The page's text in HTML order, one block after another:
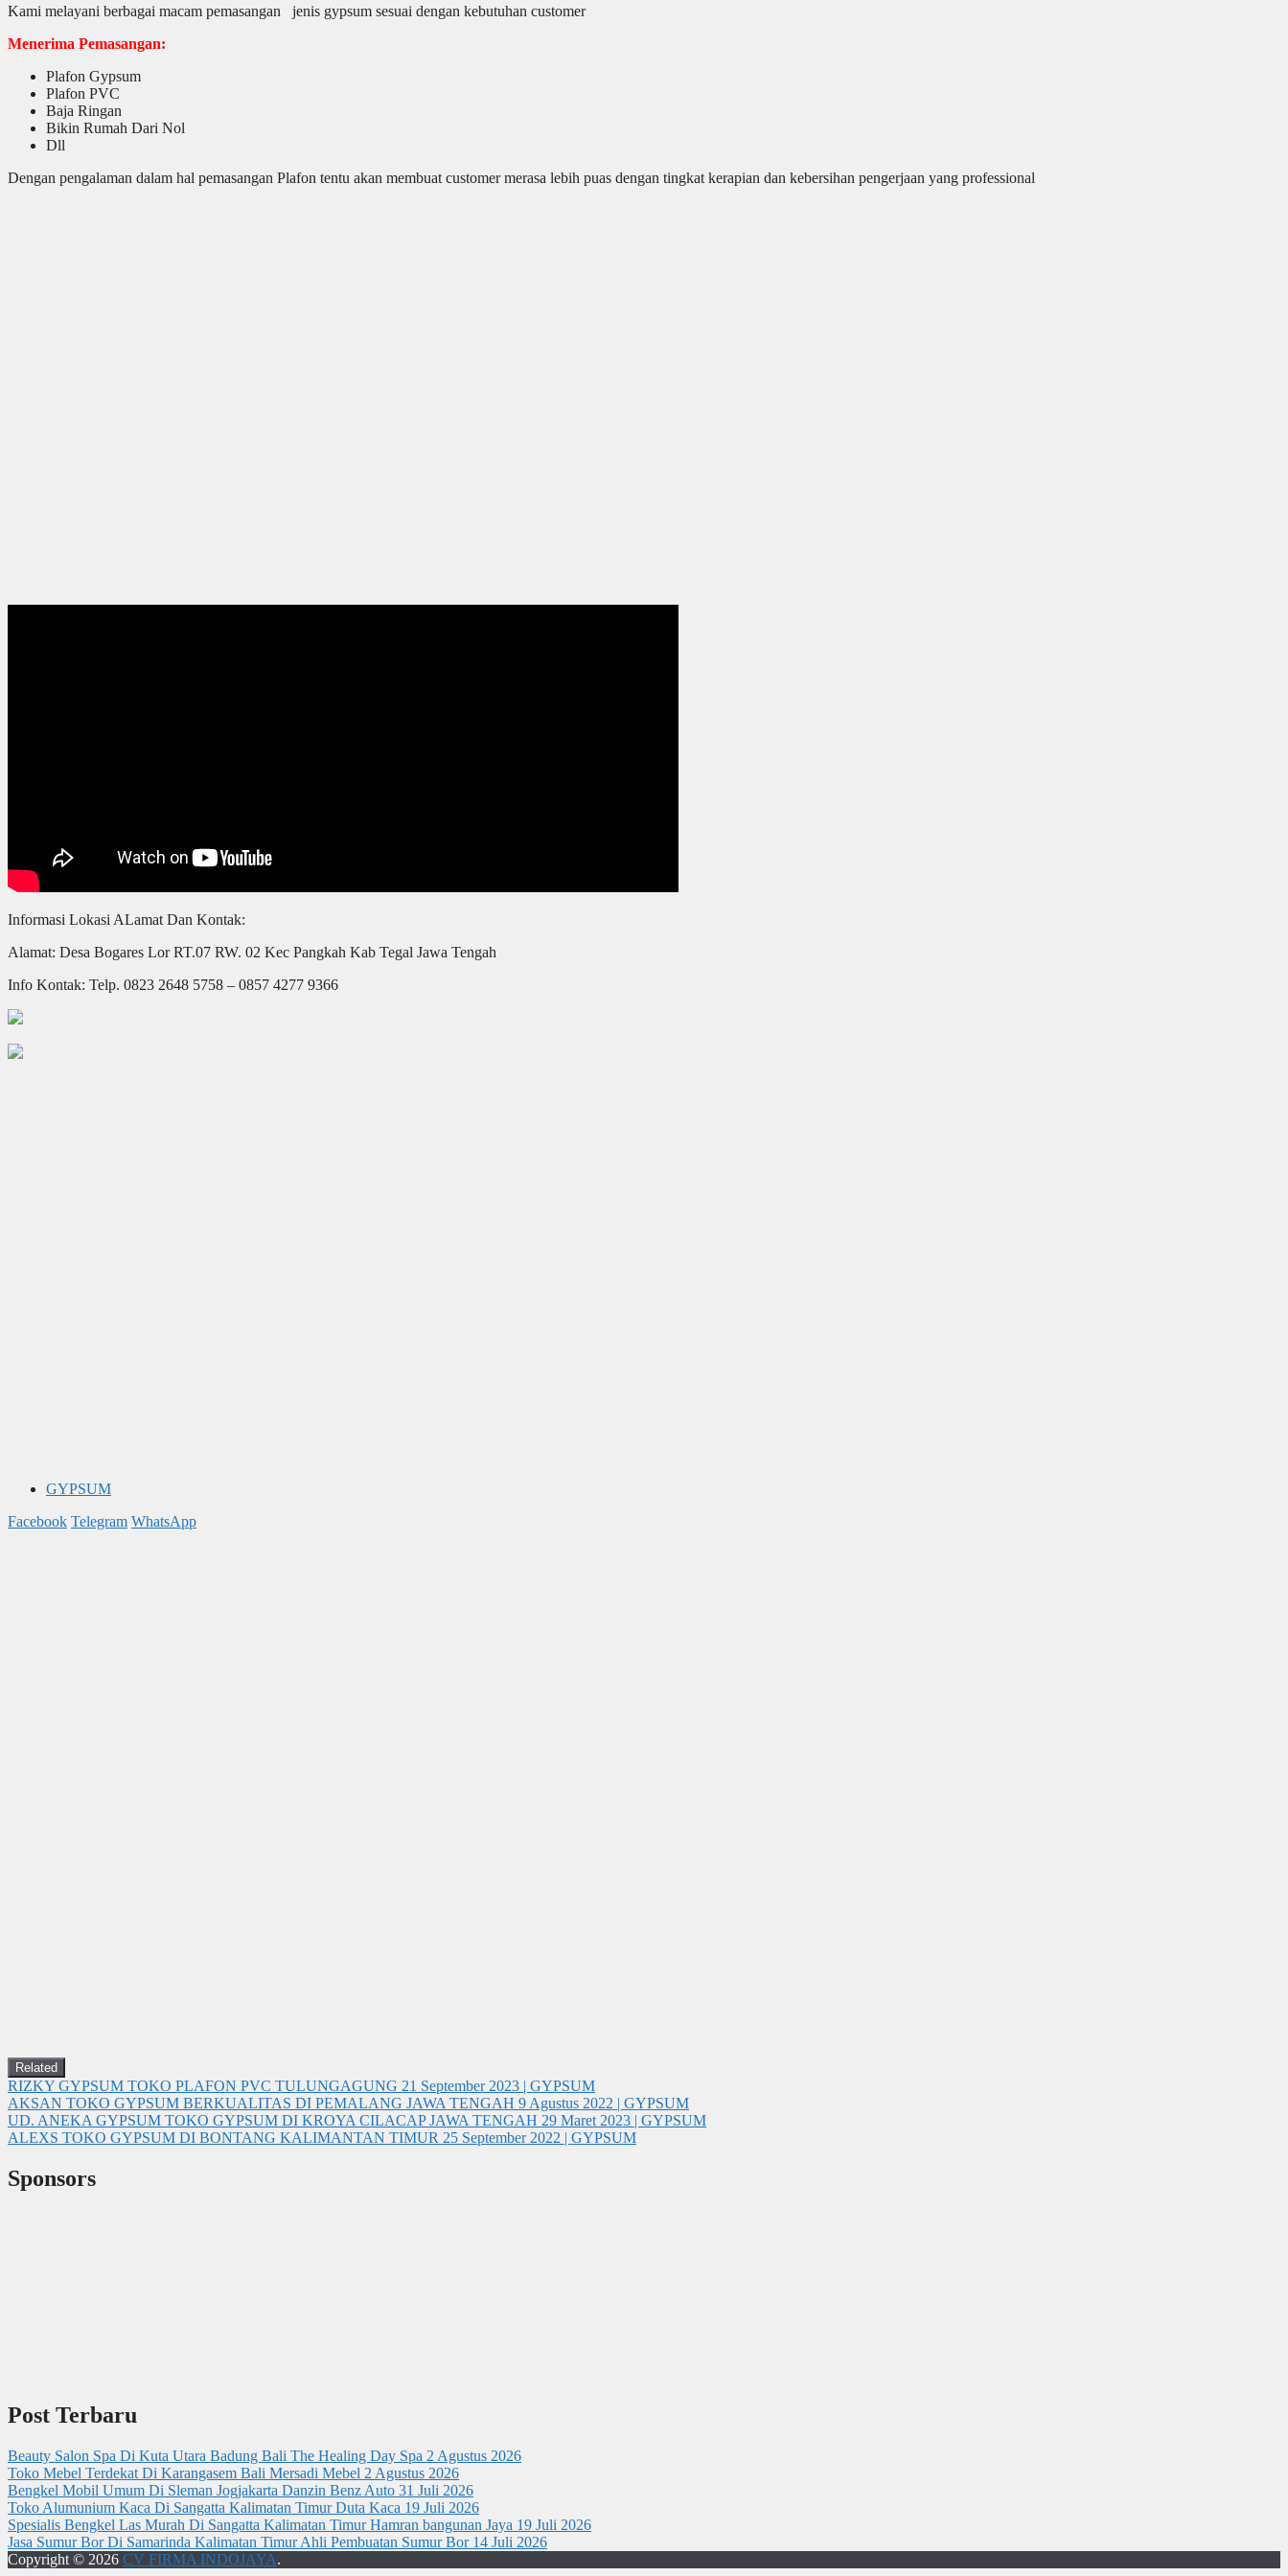
Kami melayani berbagai macam pemasangan jenis gypsum sesuai dengan kebutuhan customer
Menerima Pemasangan:
Plafon Gypsum
Plafon PVC
Baja Ringan
Bikin Rumah Dari Nol
Dll
Dengan pengalaman dalam hal pemasangan Plafon tentu akan membuat customer merasa lebih puas dengan tingkat kerapian dan kebersihan pengerjaan yang professional
Informasi Lokasi ALamat Dan Kontak:
Alamat: Desa Bogares Lor RT.07 RW. 02 Kec Pangkah Kab Tegal Jawa Tengah
Info Kontak: Telp. 0823 2648 5758 – 0857 4277 9366
GYPSUM
Facebook Telegram WhatsApp
Related
RIZKY GYPSUM TOKO PLAFON PVC TULUNGAGUNG 21 September 2023 | GYPSUM
AKSAN TOKO GYPSUM BERKUALITAS DI PEMALANG JAWA TENGAH 9 Agustus 2022 | GYPSUM
UD. ANEKA GYPSUM TOKO GYPSUM DI KROYA CILACAP JAWA TENGAH 29 Maret 2023 | GYPSUM
ALEXS TOKO GYPSUM DI BONTANG KALIMANTAN TIMUR 25 September 2022 | GYPSUM
Sponsors
Post Terbaru
Beauty Salon Spa Di Kuta Utara Badung Bali The Healing Day Spa 2 Agustus 2026
Toko Mebel Terdekat Di Karangasem Bali Mersadi Mebel 2 Agustus 2026
Bengkel Mobil Umum Di Sleman Jogjakarta Danzin Benz Auto 31 Juli 2026
Toko Alumunium Kaca Di Sangatta Kalimatan Timur Duta Kaca 19 Juli 2026
Spesialis Bengkel Las Murah Di Sangatta Kalimatan Timur Hamran bangunan Jaya 19 Juli 2026
Jasa Sumur Bor Di Samarinda Kalimatan Timur Ahli Pembuatan Sumur Bor 14 Juli 2026
Copyright © 2026 CV FIRMA INDOJAYA.